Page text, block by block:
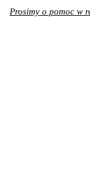
Prosimy o pomoc w